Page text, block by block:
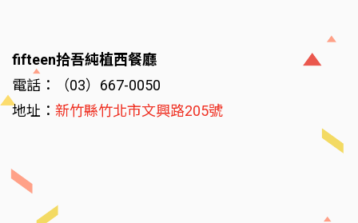
fifteen拾吾純植西餐廳
電話：（03）667-0050
地址： 新竹縣竹北市文興路205號